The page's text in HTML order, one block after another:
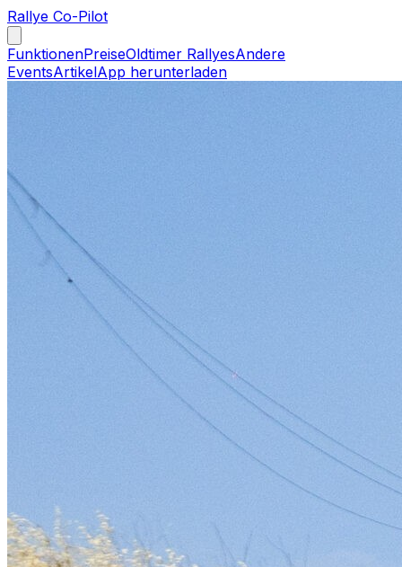
Rallye Co-Pilot
FunktionenPreiseOldtimer RallyesAndere
EventsArtikelApp herunterladen